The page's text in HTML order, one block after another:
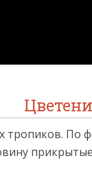
тропиков.